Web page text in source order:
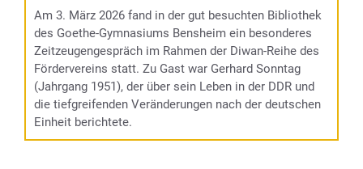
Am 3. März 2026 fand in der gut besuchten Bibliothek
des Goethe-Gymnasiums Bensheim ein besonderes
Zeitzeugengespräch im Rahmen der Diwan-Reihe des
Fördervereins statt. Zu Gast war Gerhard Sonntag
(Jahrgang 1951), der über sein Leben in der DDR und
die tiefgreifenden Veränderungen nach der deutschen
Einheit berichtete.